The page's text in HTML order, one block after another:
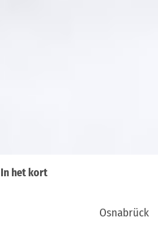
In het kort
Osnabrück